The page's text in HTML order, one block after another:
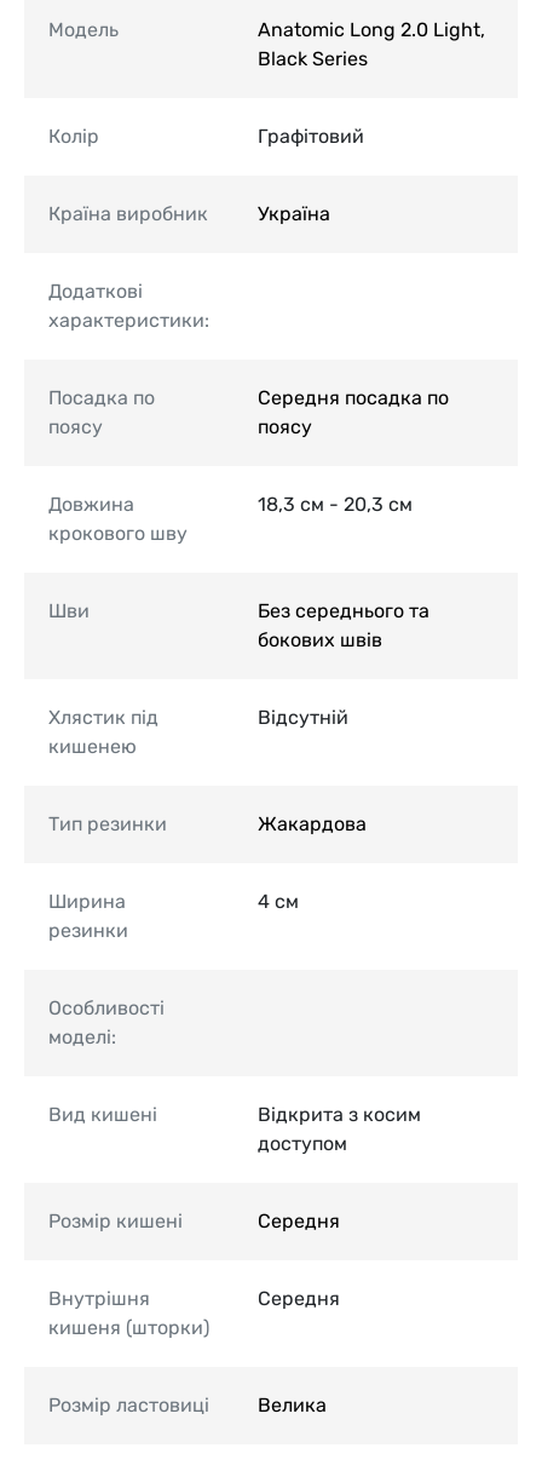
Модель
Anatomic Long 2.0 Light,
Black Series
Колір Графітовий
Країна виробник Україна
Додаткові
характеристики:
Посадка по
поясу
Середня посадка по
поясу
Довжина
крокового шву
18,3 см - 20,3 см
Шви
Без середнього та
бокових швів
Хлястик під
кишенею
Відсутній
Тип резинки Жакардова
Ширина
резинки
4 см
Особливості
моделі:
Вид кишені
Відкрита з косим
доступом
Розмір кишені Середня
Внутрішня
кишеня (шторки)
Середня
Розмір ластовиці Велика